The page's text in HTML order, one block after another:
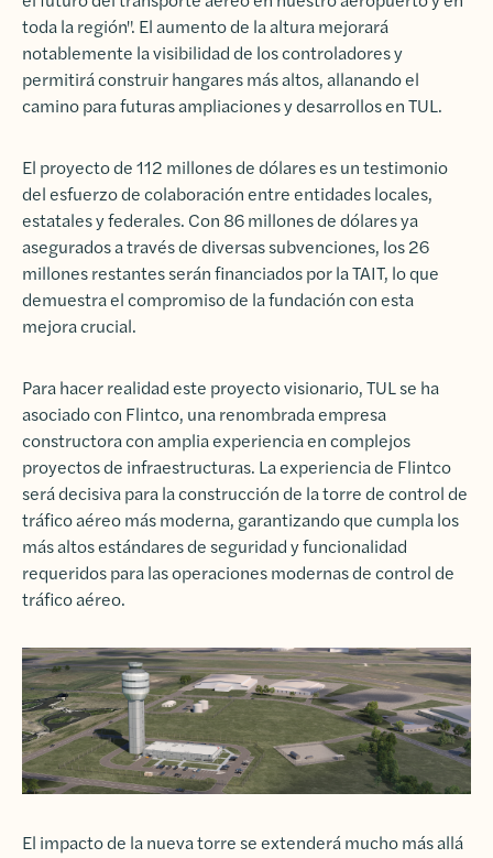
toda la región". El aumento de la altura mejorará
notablemente la visibilidad de los controladores y
permitirá construir hangares más altos, allanando el
camino para futuras ampliaciones y desarrollos en TUL.
El proyecto de 112 millones de dólares es un testimonio
del esfuerzo de colaboración entre entidades locales,
estatales y federales. Con 86 millones de dólares ya
asegurados a través de diversas subvenciones, los 26
millones restantes serán financiados por la TAIT, lo que
demuestra el compromiso de la fundación con esta
mejora crucial.
Para hacer realidad este proyecto visionario, TUL se ha
asociado con Flintco, una renombrada empresa
constructora con amplia experiencia en complejos
proyectos de infraestructuras. La experiencia de Flintco
será decisiva para la construcción de la torre de control de
tráfico aéreo más moderna, garantizando que cumpla los
más altos estándares de seguridad y funcionalidad
requeridos para las operaciones modernas de control de
tráfico aéreo.
El impacto de la nueva torre se extenderá mucho más allá